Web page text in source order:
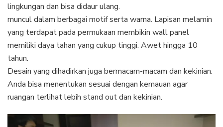
lingkungan dan bisa didaur ulang.
muncul dalam berbagai motif serta warna. Lapisan melamin
yang terdapat pada permukaan membikin wall panel
memiliki daya tahan yang cukup tinggi. Awet hingga 10
tahun.
Desain yang dihadirkan juga bermacam-macam dan kekinian.
Anda bisa menentukan sesuai dengan kemauan agar
ruangan terlihat lebih stand out dan kekinian.